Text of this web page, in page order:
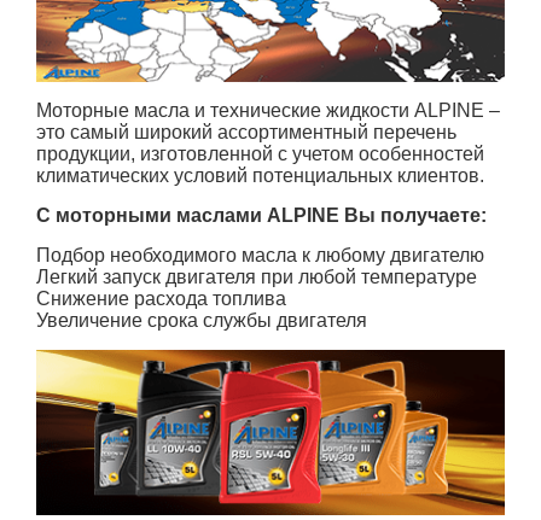
Моторные масла и технические жидкости ALPINE –
это самый широкий ассортиментный перечень
продукции, изготовленной с учетом особенностей
климатических условий потенциальных клиентов.
С моторными маслами ALPINE Вы получаете:
Подбор необходимого масла к любому двигателю
Легкий запуск двигателя при любой температуре
Снижение расхода топлива
Увеличение срока службы двигателя